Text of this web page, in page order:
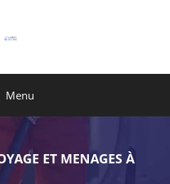
Menu
ET MENAGES À